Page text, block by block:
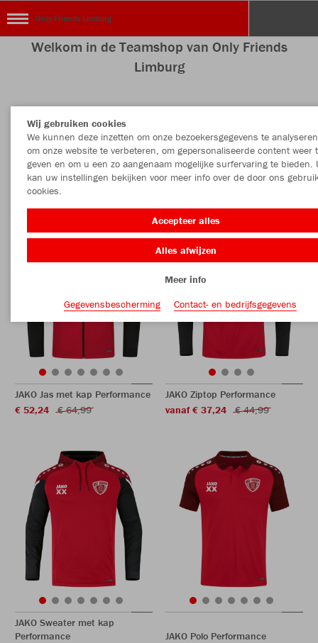
Only Friends Limburg
Welkom in de Teamshop van Only Friends
Limburg
Kleur Maat
JAKO Jas met kap Performance
€ 52,24
€ 64,99
JAKO Ziptop Performance
vanaf € 37,24
€ 44,99
JAKO Sweater met kap
Performance
JAKO Polo Performance
Wij gebruiken cookies
We kunnen deze inzetten om onze bezoekersgegevens te
om onze website te verbeteren, om gepersonaliseerde content weer
geven en om u een zo aangenaam mogelijke surfervaring te bieden.
kan uw instellingen bekijken voor meer info over de door ons
cookies.
Accepteer alles
Alles afwijzen
Meer info
Gegevensbescherming
Contact- en bedrijfsgegevens